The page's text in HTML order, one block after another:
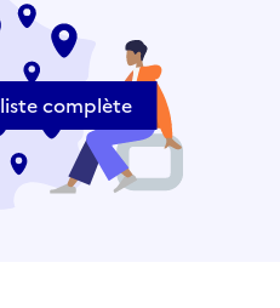
complète